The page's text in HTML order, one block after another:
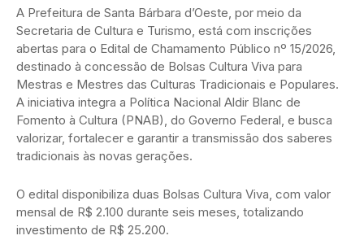
A Prefeitura de Santa Bárbara d’Oeste, por meio da
Secretaria de Cultura e Turismo, está com inscrições
abertas para o Edital de Chamamento Público nº 15/2026,
destinado à concessão de Bolsas Cultura Viva para
Mestras e Mestres das Culturas Tradicionais e Populares.
A iniciativa integra a Política Nacional Aldir Blanc de
Fomento à Cultura (PNAB), do Governo Federal, e busca
valorizar, fortalecer e garantir a transmissão dos saberes
tradicionais às novas gerações.
O edital disponibiliza duas Bolsas Cultura Viva, com valor
mensal de R$ 2.100 durante seis meses, totalizando
investimento de R$ 25.200.